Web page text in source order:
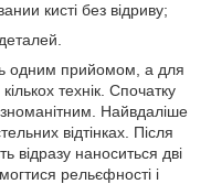
кисті без відриву;
одним прийомом, а для
технік. Спочатку
Найвдаліше
відтінках. Після
відразу наноситься дві
рельєфності і